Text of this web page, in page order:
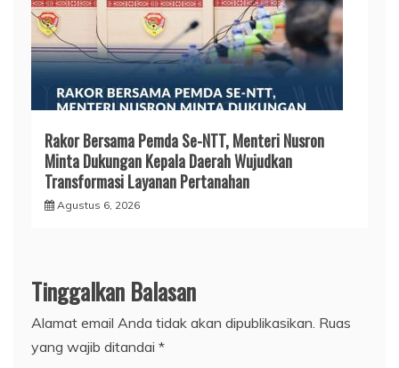
Rakor Bersama Pemda Se-NTT, Menteri Nusron
Minta Dukungan Kepala Daerah Wujudkan
Transformasi Layanan Pertanahan
Agustus 6, 2026
Tinggalkan Balasan
Alamat email Anda tidak akan dipublikasikan. Ruas
yang wajib ditandai *